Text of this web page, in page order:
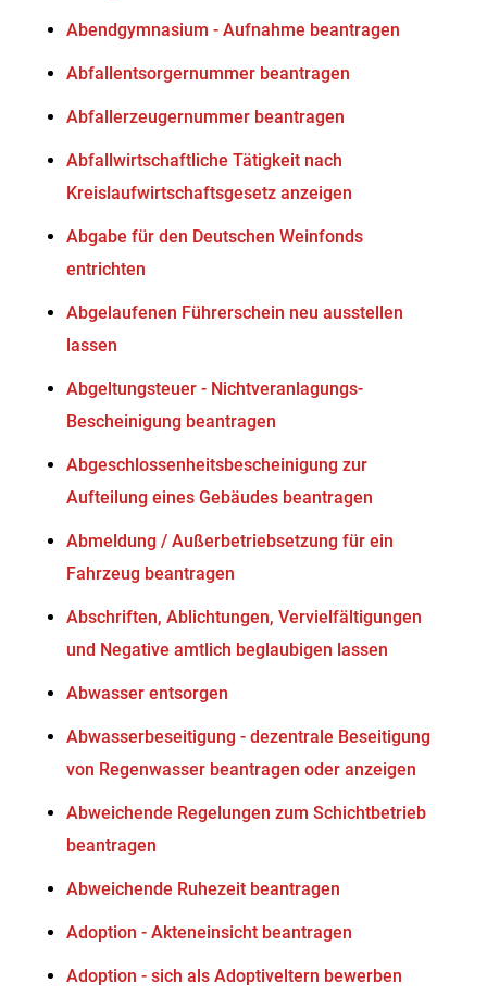
Abendgymnasium - Aufnahme beantragen
Abfallentsorgernummer beantragen
Abfallerzeugernummer beantragen
Abfallwirtschaftliche Tätigkeit nach
Kreislaufwirtschaftsgesetz anzeigen
Abgabe für den Deutschen Weinfonds
entrichten
Abgelaufenen Führerschein neu ausstellen
lassen
Abgeltungsteuer - Nichtveranlagungs-
Bescheinigung beantragen
Abgeschlossenheitsbescheinigung zur
Aufteilung eines Gebäudes beantragen
Abmeldung / Außerbetriebsetzung für ein
Fahrzeug beantragen
Abschriften, Ablichtungen, Vervielfältigungen
und Negative amtlich beglaubigen lassen
Abwasser entsorgen
Abwasserbeseitigung - dezentrale Beseitigung
von Regenwasser beantragen oder anzeigen
Abweichende Regelungen zum Schichtbetrieb
beantragen
Abweichende Ruhezeit beantragen
Adoption - Akteneinsicht beantragen
Adoption - sich als Adoptiveltern bewerben